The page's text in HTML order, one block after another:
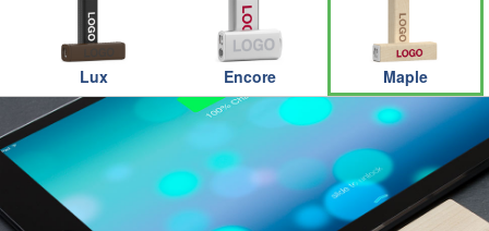
Lux Encore Maple